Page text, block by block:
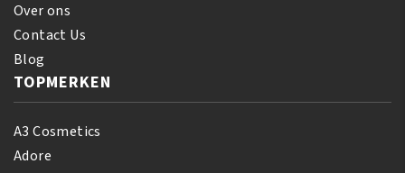
Over ons
Contact Us
Blog
TOPMERKEN
A3 Cosmetics
Adore